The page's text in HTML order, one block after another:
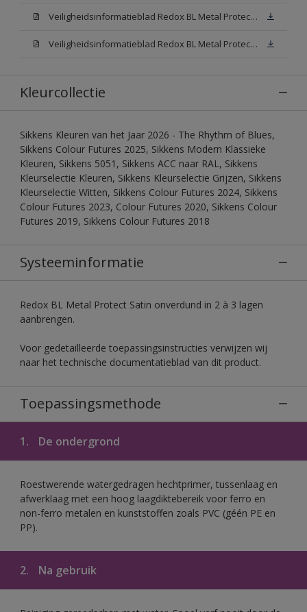
Veiligheidsinformatieblad Redox BL Metal Protect Satin N00 (MSDS)
Veiligheidsinformatieblad Redox BL Metal Protect Satin White W05 (MSDS)
Kleurcollectie
Sikkens Kleuren van het Jaar 2026 - The Rhythm of Blues,
Sikkens Colour Futures 2025, Sikkens Modern Klassieke
Kleuren, Sikkens 5051, Sikkens ACC naar RAL, Sikkens
Kleurselectie Kleuren, Sikkens Kleurselectie Grijzen, Sikkens
Kleurselectie Witten, Sikkens Colour Futures 2024, Sikkens
Colour Futures 2023, Colour Futures 2020, Sikkens Colour
Futures 2019, Sikkens Colour Futures 2018
Systeeminformatie
Redox BL Metal Protect Satin onverdund in 2 à 3 lagen
aanbrengen.
Voor gedetailleerde toepassingsinstructies verwijzen wij
naar het technische documentatieblad van dit product.
Toepassingsmethode
1. De ondergrond
Roestwerende watergedragen hechtprimer, tussenlaag en
afwerklaag met een hoog laagdiktebereik voor ferro en
non-ferro metalen en kunststoffen zoals PVC (géén PE en
PP).
2. Na gebruik